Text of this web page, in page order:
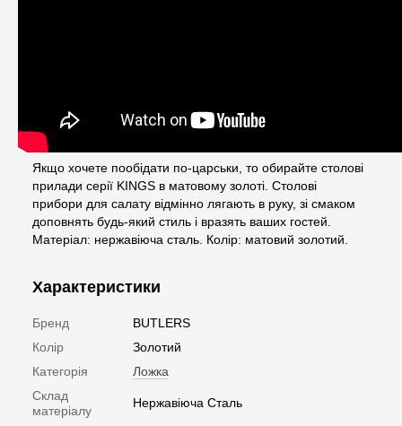
Якщо хочете пообідати по-царськи, то обирайте столові
прилади серії KINGS в матовому золоті. Столові
прибори для салату відмінно лягають в руку, зі смаком
доповнять будь-який стиль і вразять ваших гостей.
Матеріал: нержавіюча сталь. Колір: матовий золотий.
Характеристики
Бренд
BUTLERS
Колір
Золотий
Категорія
Ложка
Склад
матеріалу
Нержавіюча Сталь